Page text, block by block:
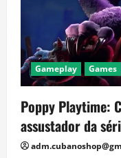
Gameplay Games
Poppy Playtime:
assustador da